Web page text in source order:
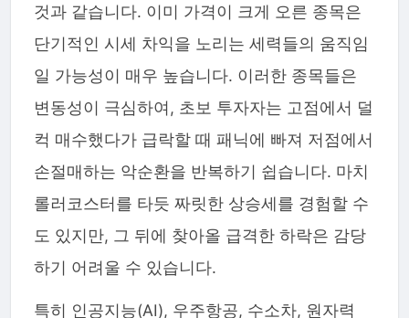
것과 같습니다. 이미 가격이 크게 오른 종목은
단기적인 시세 차익을 노리는 세력들의 움직임
일 가능성이 매우 높습니다. 이러한 종목들은
변동성이 극심하여, 초보 투자자는 고점에서 덜
컥 매수했다가 급락할 때 패닉에 빠져 저점에서
손절매하는 악순환을 반복하기 쉽습니다. 마치
롤러코스터를 타듯 짜릿한 상승세를 경험할 수
도 있지만, 그 뒤에 찾아올 급격한 하락은 감당
하기 어려울 수 있습니다.
특히 인공지능(AI), 우주항공, 수소차, 원자력